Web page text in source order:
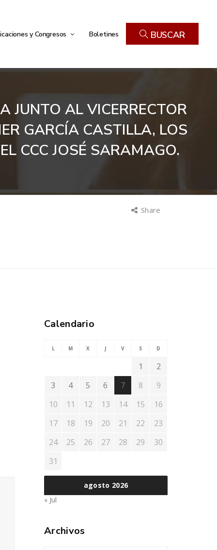
y Congresos Boletines BUSCAR
JUNTO AL VICERRECTOR
GARCÍA CASTILLA, LOS
CCC JOSÉ SARAMAGO.
Share
Calendario
agosto 2026
L M X J V S D
1
2
3
4 5 6 7 8
9
10
11 12 13 14 15
16
17
18 19 20 21 22
23
24
25 26 27 28 29
30
31
« Jul
Archivos